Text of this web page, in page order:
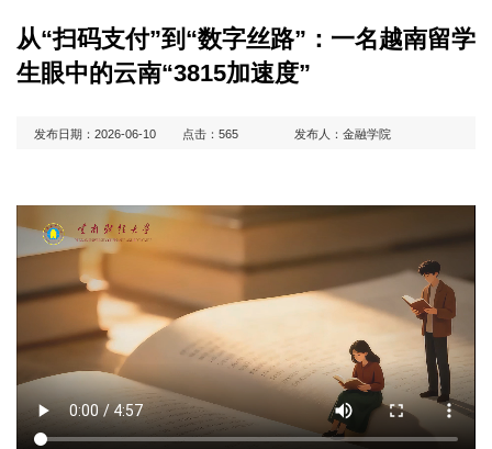
从“扫码支付”到“数字丝路”：一名越南留学
生眼中的云南“3815加速度”
发布日期：2026-06-10 点击： 565 发布人：金融学院